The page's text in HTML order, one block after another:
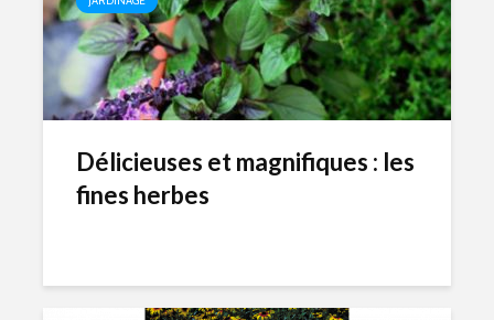
Délicieuses et magnifiques : les
fines herbes